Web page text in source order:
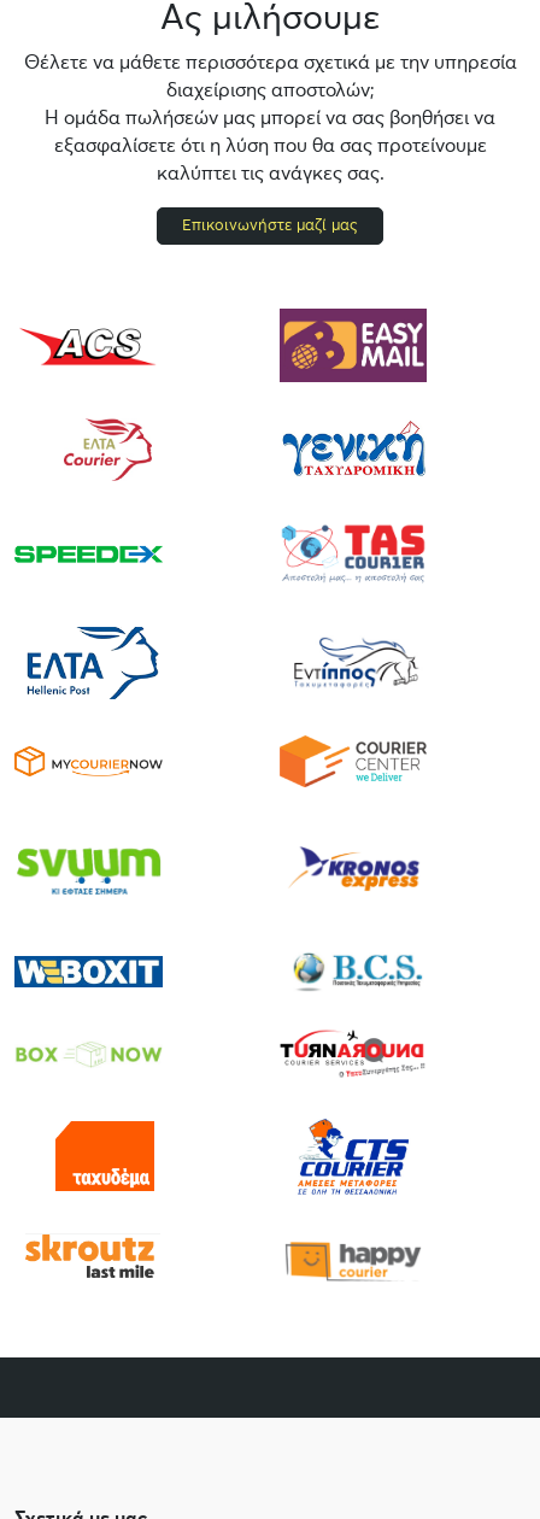
Ας μιλήσουμε
Θέλετε να μάθετε περισσότερα σχετικά με την υπηρεσία
διαχείρισης αποστολών;
Η ομάδα πωλήσεών μας μπορεί να σας βοηθήσει να
εξασφαλίσετε ότι η λύση που θα σας προτείνουμε
καλύπτει τις ανάγκες σας.
Επικοινωνήστε μαζί μας